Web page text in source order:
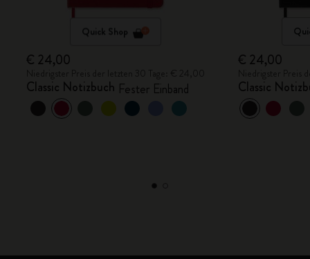
Quick Shop
€ 24,00
Classic Notizbuch Fester Einband
€ 24,00
Classic